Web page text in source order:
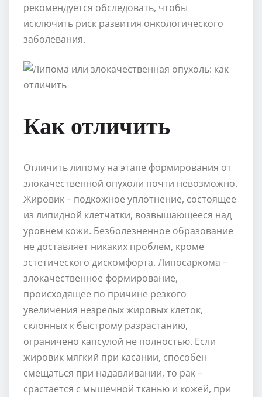
рекомендуется обследовать, чтобы
исключить риск развития онкологического
заболевания.
Как отличить
Отличить липому на этапе формирования от
злокачественной опухоли почти невозможно.
Жировик – подкожное уплотнение, состоящее
из липидной клетчатки, возвышающееся над
уровнем кожи. Безболезненное образование
не доставляет никаких проблем, кроме
эстетического дискомфорта. Липосаркома –
злокачественное формирование,
происходящее по причине резкого
увеличения незрелых жировых клеток,
склонных к быстрому разрастанию,
ограничено капсулой не полностью. Если
жировик мягкий при касании, способен
смещаться при надавливании, то рак –
срастается с мышечной тканью и кожей, при